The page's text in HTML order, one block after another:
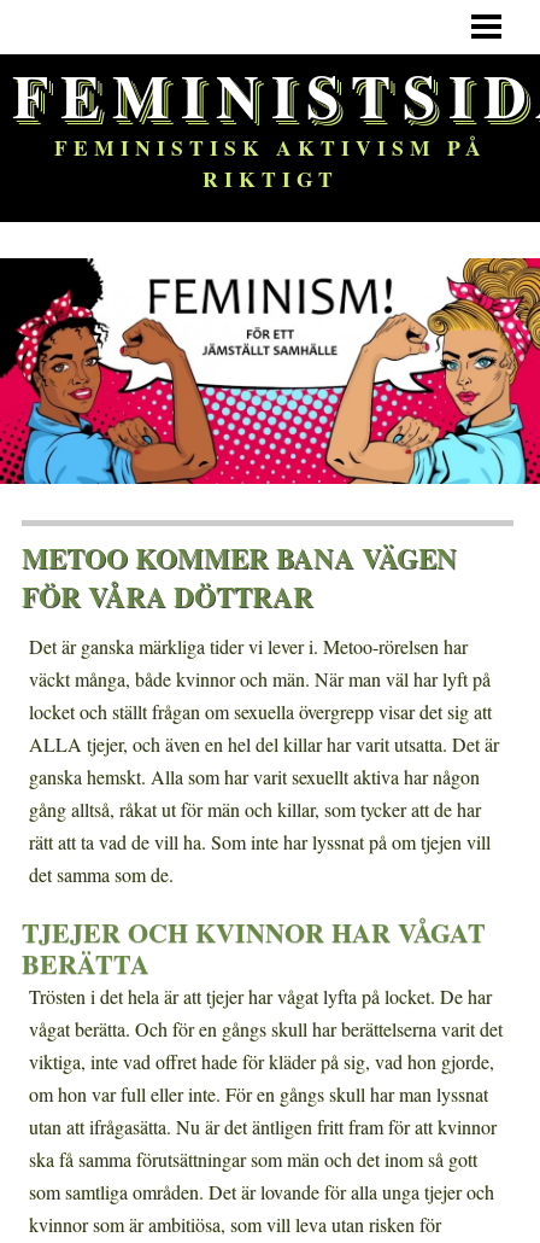
FEMINISM
OM BLOGGEN
FEMINISTISK AKTIVISM PÅ
RIKTIGT
METOO KOMMER BANA VÄGEN
FÖR VÅRA DÖTTRAR
Det är ganska märkliga tider vi lever i. Metoo-rörelsen har
väckt många, både kvinnor och män. När man väl har lyft på
locket och ställt frågan om sexuella övergrepp visar det sig att
ALLA tjejer, och även en hel del killar har varit utsatta. Det är
ganska hemskt. Alla som har varit sexuellt aktiva har någon
gång alltså, råkat ut för män och killar, som tycker att de har
rätt att ta vad de vill ha. Som inte har lyssnat på om tjejen vill
det samma som de.
TJEJER OCH KVINNOR HAR VÅGAT
BERÄTTA
Trösten i det hela är att tjejer har vågat lyfta på locket. De har
vågat berätta. Och för en gångs skull har berättelserna varit det
viktiga, inte vad offret hade för kläder på sig, vad hon gjorde,
om hon var full eller inte. För en gångs skull har man lyssnat
utan att ifrågasätta. Nu är det äntligen fritt fram för att kvinnor
ska få samma förutsättningar som män och det inom så gott
som samtliga områden. Det är lovande för alla unga tjejer och
kvinnor som är ambitiösa, som vill leva utan risken för